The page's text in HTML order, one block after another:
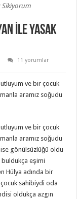
Sikiyorum
İle Yasak
11 yorumlar
ve bir çocuk
aramız soğudu
ve bir çocuk
aramız soğudu
gönülsüzlüğü oldu
buldukça eşimi
Hülya adında bir
çocuk sahibiydi oda
oldukça azgın